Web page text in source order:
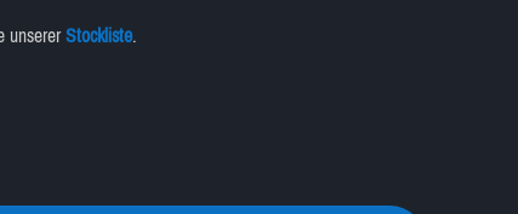
unsererStockliste.